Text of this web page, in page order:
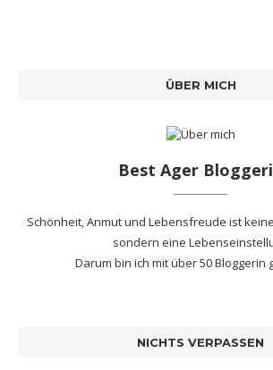
ÜBER MICH
Best Ager
Schönheit, Anmut und Lebensfreude ist
sondern eine
Darum bin ich mitüber 50 Bloggerin
NICHTS VERPASSEN